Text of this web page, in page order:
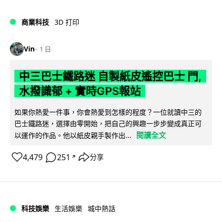
商業科技 3D 打印
Vin 1 日
中三巴士鐵路迷 自製紙皮遙控巴士 門,
水撥識郁 + 實時GPS報站
如果你熱愛一件事，你會熱愛到怎樣的程度？一位就讀中三的
巴士鐵路迷，選擇由零開始，把自己的興趣一步步變成真正可
以運作的作品。他以紙皮親手製作出...
閱讀全文
4,479 251 ↗ 分享
科技娛樂 生活娛樂 城中熱話